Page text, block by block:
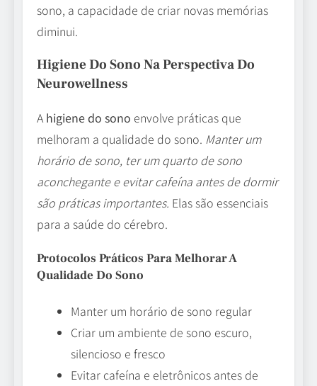
sono, a capacidade de criar novas memórias
diminui.
Higiene Do Sono Na Perspectiva Do
Neurowellness
A higiene do sono envolve práticas que
melhoram a qualidade do sono. Manter um
horário de sono, ter um quarto de sono
aconchegante e evitar cafeína antes de dormir
são práticas importantes. Elas são essenciais
para a saúde do cérebro.
Protocolos Práticos Para Melhorar A
Qualidade Do Sono
Manter um horário de sono regular
Criar um ambiente de sono escuro,
silencioso e fresco
Evitar cafeína e eletrônicos antes de